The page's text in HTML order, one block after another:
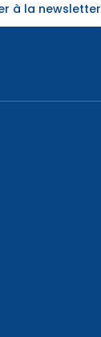
à la newsletter